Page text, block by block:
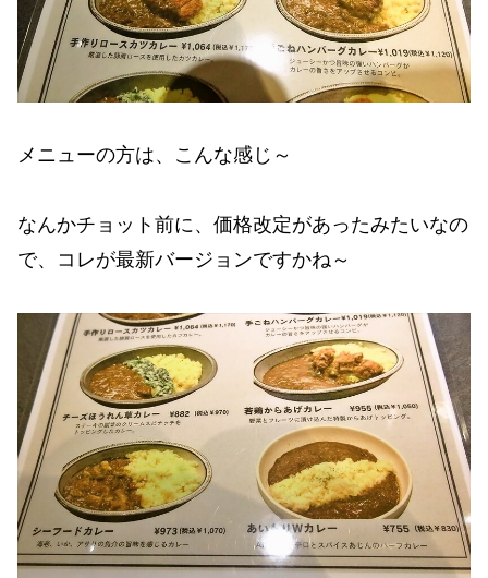
メニューの方は、こんな感じ～
なんかチョット前に、価格改定があったみたいなの
で、コレが最新バージョンですかね～